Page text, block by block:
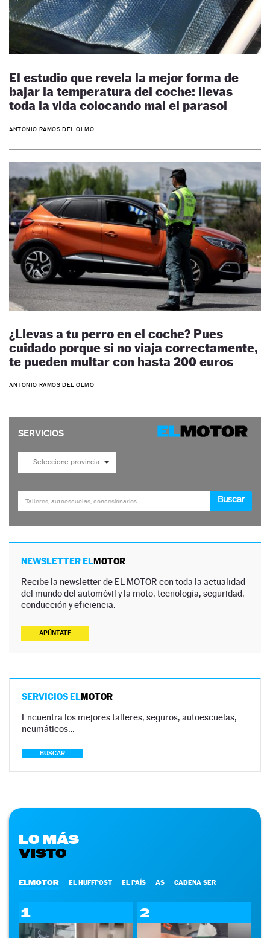
El estudio que revela la mejor forma de
bajar la temperatura del coche: llevas
toda la vida colocando mal el parasol
ANTONIO RAMOS DEL OLMO
¿Llevas a tu perro en el coche? Pues
cuidado porque si no viaja correctamente,
te pueden multar con hasta 200 euros
ANTONIO RAMOS DEL OLMO
NEWSLETTER ELMOTOR
Recibe la newsletter de EL MOTOR con toda la actualidad
del mundo del automóvil y la moto, tecnología, seguridad,
conducción y eficiencia.
APÚNTATE
SERVICIOS ELMOTOR
Encuentra los mejores talleres, seguros, autoescuelas,
neumáticos…
BUSCAR
LO MÁS
VISTO
ELMOTOR EL HUFFPOST EL PAÍS AS CADENA SER
1 2